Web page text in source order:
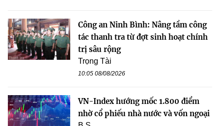
Công an Ninh Bình: Nâng tầm công
tác thanh tra từ đợt sinh hoạt chính
trị sâu rộng
Trọng Tài
10:05 08/08/2026
VN-Index hướng mốc 1.800 điểm
nhờ cổ phiếu nhà nước và vốn ngoại